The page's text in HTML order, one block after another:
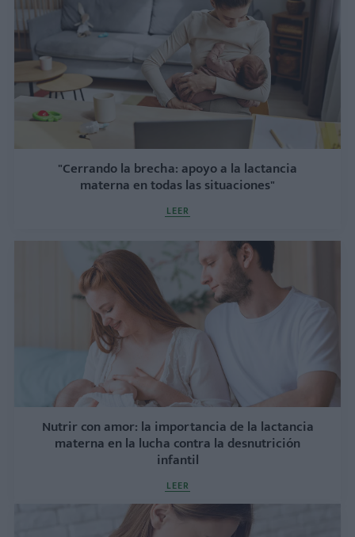
"Cerrando la brecha: apoyo a la lactancia
materna en todas las situaciones"
LEER
Nutrir con amor: la importancia de la lactancia
materna en la lucha contra la desnutrición
infantil
LEER